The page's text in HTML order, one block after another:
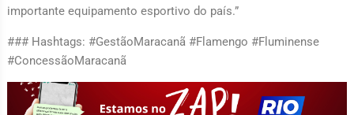
importante equipamento esportivo do país.”
### Hashtags: #GestãoMaracanã #Flamengo #Fluminense
#ConcessãoMaracanã